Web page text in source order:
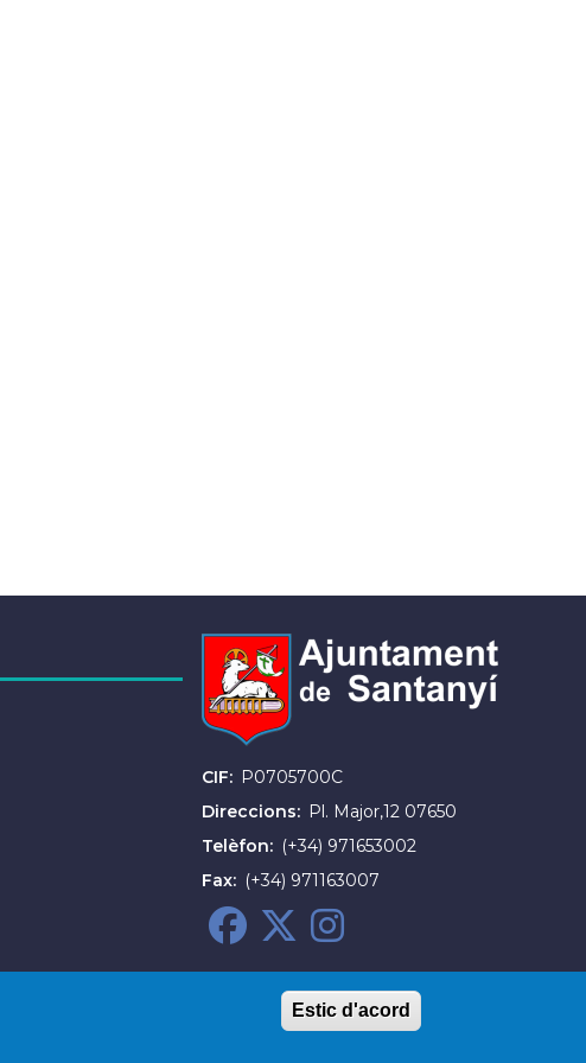
CIF
P0705700C
Direccions
Pl. Major,12 07650
Telèfon
(+34) 971653002
Fax
(+34) 971163007
Estic d'acord